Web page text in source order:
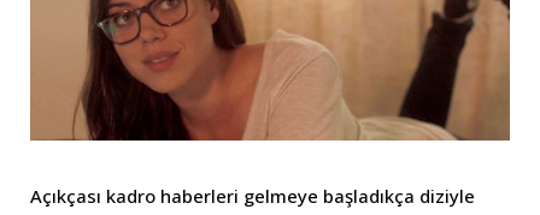
Açıkçası kadro haberleri gelmeye başladıkça diziyle